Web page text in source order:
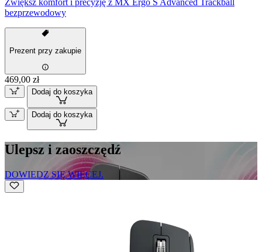
bezprzewodowy
Prezent przy zakupie
469,00 zł
Dodaj do koszyka
Dodaj do koszyka
Ulepsz i zaoszczędź
DOWIEDZ SIĘ WIĘCEJ.